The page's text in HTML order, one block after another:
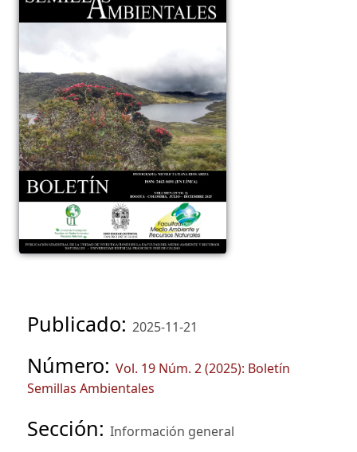
Publicado: 2025-11-21
Número: Vol. 19 Núm. 2 (2025): Boletín
Semillas Ambientales
Sección: Información general